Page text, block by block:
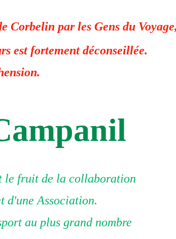
Corbelin par les Gens du Voyage,
est fortement déconseillée.
le fruit de la collaboration
d'une Association.
au plus grand nombre